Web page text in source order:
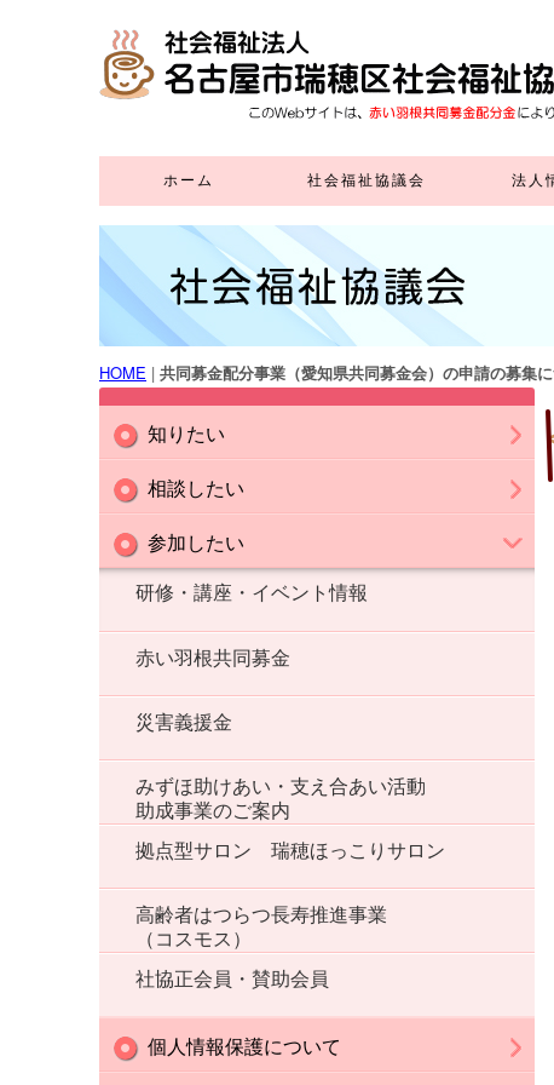
ホーム 社会福祉協議会
社会福祉協議会とは
社協正会員賛助会員
寄 付
ボランティアセンター
地域福祉活動計画
地域福祉推進協議会
地域支えあい事業
ふれあいいきいきサロン
福祉教育
高齢者はつらつ長寿
推進事業
生活福祉資金貸付
(外部リンク)
施設の利用
(在宅サービスセンター)
貸出事業
広報紙
法人
HOME | 共同募金配分事業（愛知県共同募金会）の申請の募集
知りたい
社会福祉協議会とは
地域福祉活動計画
地域包括ケア推進計画（外部
リンク）
地域福祉推進協議会
地域支えあい事業
ふれあい・いきいきサロン
福祉教育
施設の利用（在宅サービスセ
ンター）
貸出事業
広 報 紙
デイサービスセンター
瑞穂福祉会館
瑞穂児童館
介護保険事業所
相談したい
ボランティアセンター
いきいき支援センター（外部
リンク）
生活福祉資金貸付（外部リン
ク）
寄付
参加したい
研修・講座・イベント情報
赤い羽根共同募金
災害義援金
みずほ助けあい・支え合あい活動
助成事業のご案内
拠点型サロン 瑞穂ほっこりサロン
高齢者はつらつ長寿推進事業
（コスモス）
社協正会員・賛助会員
個人情報保護について